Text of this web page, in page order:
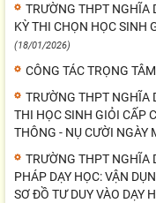
TRƯỜNG THPT NGHĨA
KỲ THI CHỌN HỌC SINH
(18/01/2026)
CÔNG TÁC TRỌNG
TRƯỜNG THPT NGHĨA
THI HỌC SINH GIỎI CẤP
THÔNG - NỤ CƯỜI
TRƯỜNG THPT NGHĨA
PHÁP DẠY HỌC: VẬN
SƠ ĐỒ TƯ DUY VÀO DẠY